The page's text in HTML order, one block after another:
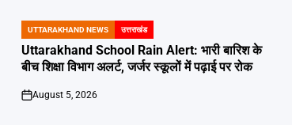
POSTED
IN
UTTARAKHAND NEWS उत्तराखंड
Uttarakhand School Rain Alert: भारी बारिश के
बीच शिक्षा विभाग अलर्ट, जर्जर स्कूलों में पढ़ाई पर रोक
on
August 5, 2026